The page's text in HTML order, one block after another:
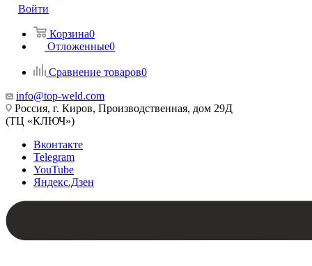
Войти
Корзина0
Отложенные0
Сравнение товаров0
info@top-weld.com
Россия, г. Киров, Производственная, дом 29Д
(ТЦ «КЛЮЧ»)
Вконтакте
Telegram
YouTube
Яндекс.Дзен